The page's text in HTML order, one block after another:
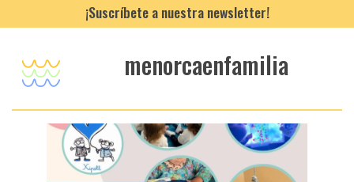
¡Suscríbete a nuestra newsletter!
menorcaenfamilia